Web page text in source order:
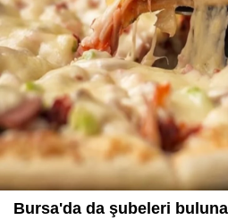
Bursa'da da şubeleri